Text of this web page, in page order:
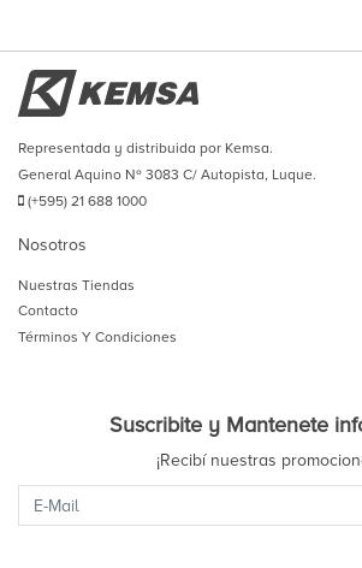
Representada y distribuida por Kemsa.
General Aquino Nº 3083 C/ Autopista, Luque.
(+595) 21 688 1000
Nosotros
Nuestras Tiendas
Contacto
Términos Y Condiciones
Suscribite y Mantenete
¡Recibí nuestras